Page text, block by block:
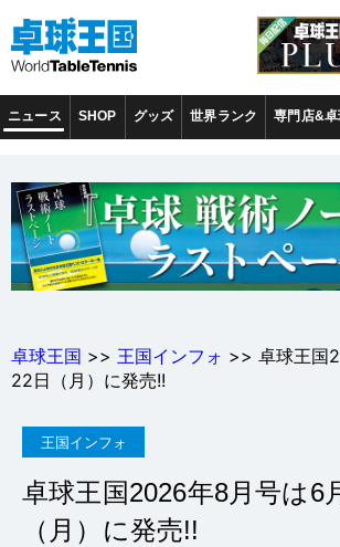
ニュース SHOP グッズ 世界ランク 専門店&卓
卓球王国 >> 王国インフォ >> 卓球王国
22日（月）に発売!!
王国インフォ
卓球王国2026年8月号は6
（月）に発売!!